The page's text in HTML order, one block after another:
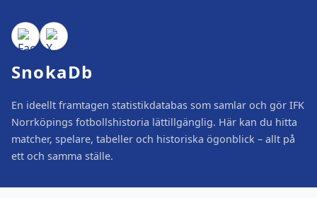
SnokaDb
En ideellt framtagen statistikdatabas som samlar och gör IFK
Norrköpings fotbollshistoria lättillgänglig. Här kan du hitta
matcher, spelare, tabeller och historiska ögonblick – allt på
ett och samma ställe.